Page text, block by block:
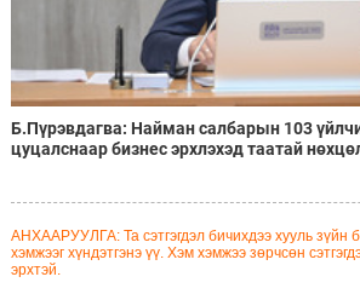
Б.Пүрэвдагва: Найман салбарын 103
цуцалснаар бизнес эрхлэхэд таатай
АНХААРУУЛГА: Та сэтгэгдэл бичихдээ хууль зүйн
хэмжээг хүндэтгэнэ үү. Хэм хэмжээ зөрчсөн
эрхтэй.